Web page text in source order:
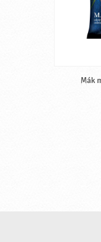
Mák